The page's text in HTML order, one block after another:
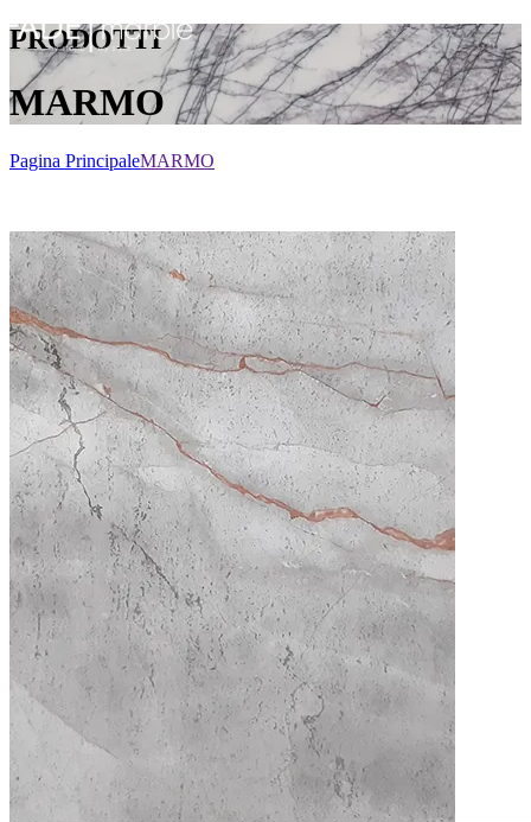
PRODOTTI
MARMO
Pagina PrincipaleMARMO